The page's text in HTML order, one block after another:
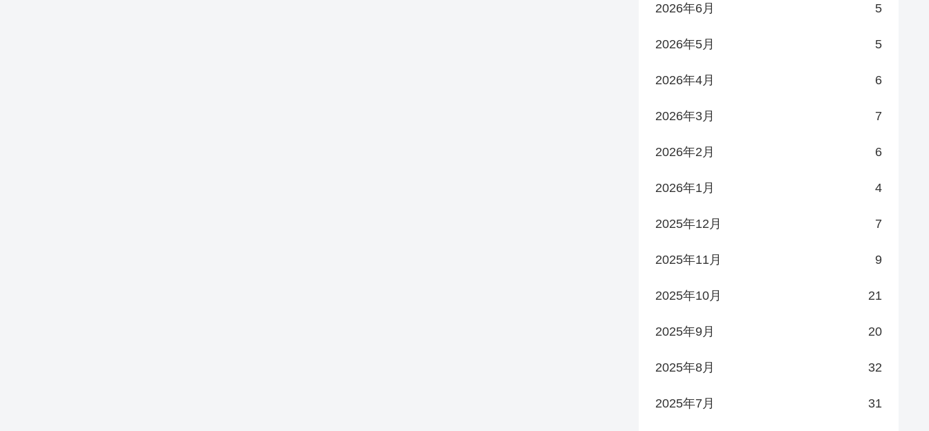
2026年6月 5
2026年5月 5
2026年4月 6
2026年3月 7
2026年2月 6
2026年1月 4
2025年12月 7
2025年11月 9
2025年10月 21
2025年9月 20
2025年8月 32
2025年7月 31